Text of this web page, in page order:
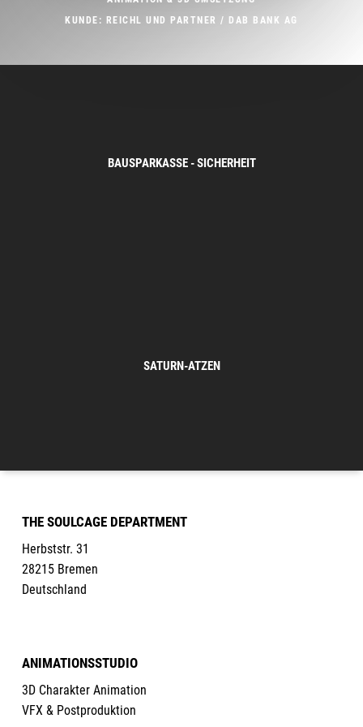
KUNDE: REICHL UND PARTNER / DAB BANK AG
BAUSPARKASSE - SICHERHEIT
SATURN-ATZEN
THE SOULCAGE DEPARTMENT
Herbststr. 31
28215 Bremen
Deutschland
ANIMATIONSSTUDIO
3D Charakter Animation
VFX & Postproduktion